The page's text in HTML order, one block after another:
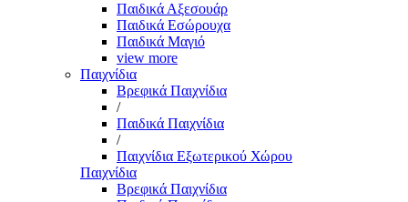
Παιδικά Αξεσουάρ
Παιδικά Εσώρουχα
Παιδικά Μαγιό
view more
Παιχνίδια
Βρεφικά Παιχνίδια
/
Παιδικά Παιχνίδια
/
Παιχνίδια Εξωτερικού Χώρου
Παιχνίδια
Βρεφικά Παιχνίδια